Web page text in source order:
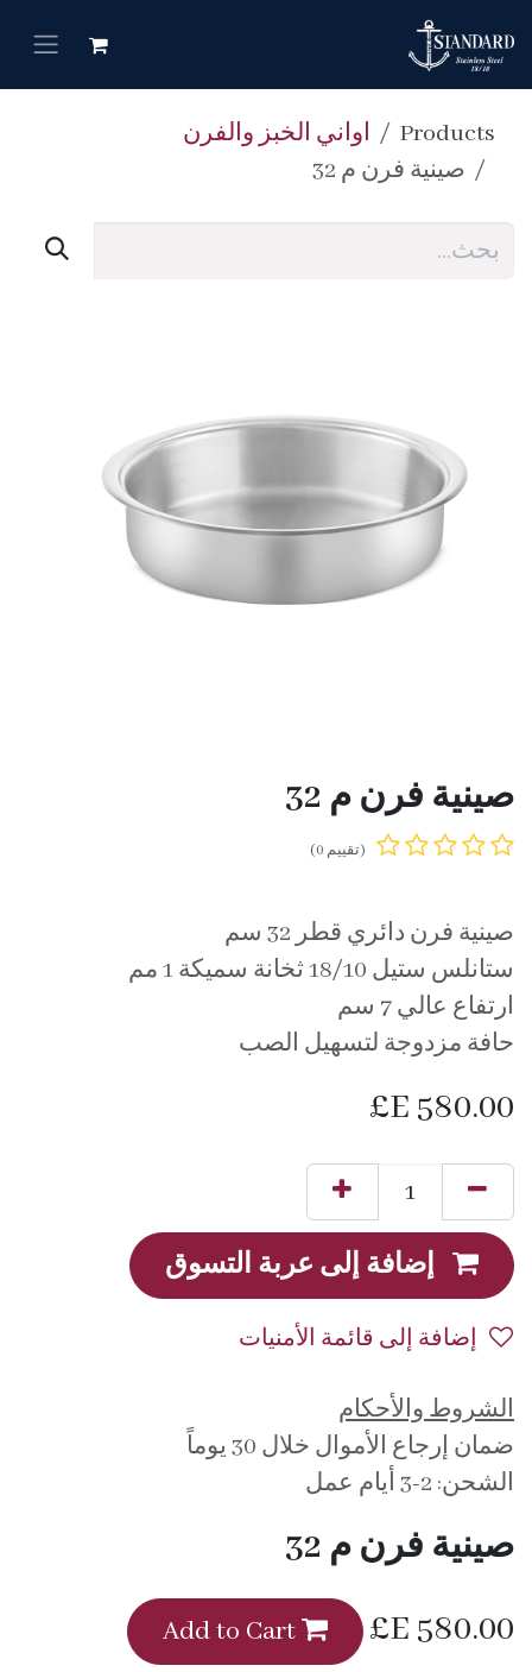
تخطي للذهاب إلى المحتوى
Products
اواني الخبز والفرن
صينية فرن م 32
صينية فرن م 32
(تقييم 0)
صينية فرن دائري قطر 32 سم
ستانلس ستيل 18/10 ثخانة سميكة 1 مم
ارتفاع عالي 7 سم
حافة مزدوجة لتسهيل الصب
580.00
إضافة إلى عربة التسوق
إضافة إلى قائمة الأمنيات
الشروط والأحكام
ضمان إرجاع الأموال خلال 30 يوماً
الشحن: 2-3 أيام عمل
صينية فرن م 32
580.00
Add to Cart